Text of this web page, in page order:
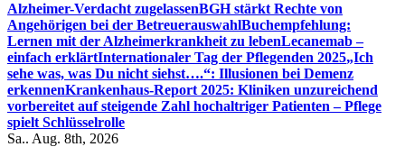
Alzheimer-Verdacht zugelassenBGH stärkt Rechte von
Angehörigen bei der BetreuerauswahlBuchempfehlung:
Lernen mit der Alzheimerkrankheit zu lebenLecanemab –
einfach erklärtInternationaler Tag der Pflegenden 2025„Ich
sehe was, was Du nicht siehst….“: Illusionen bei Demenz
erkennenKrankenhaus-Report 2025: Kliniken unzureichend
vorbereitet auf steigende Zahl hochaltriger Patienten – Pflege
spielt Schlüsselrolle
Sa.. Aug. 8th, 2026